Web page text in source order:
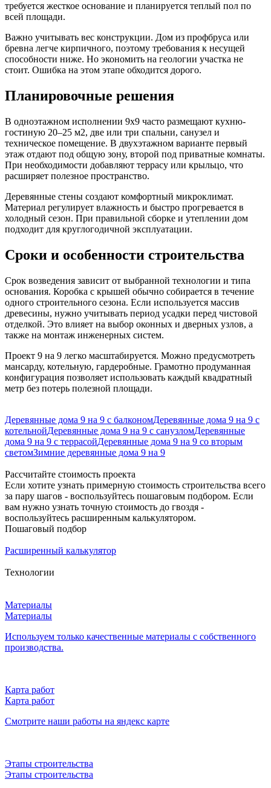
требуется жесткое основание и планируется теплый пол по
всей площади.
Важно учитывать вес конструкции. Дом из профбруса или
бревна легче кирпичного, поэтому требования к несущей
способности ниже. Но экономить на геологии участка не
стоит. Ошибка на этом этапе обходится дорого.
Планировочные решения
В одноэтажном исполнении 9х9 часто размещают кухню-
гостиную 20–25 м2, две или три спальни, санузел и
техническое помещение. В двухэтажном варианте первый
этаж отдают под общую зону, второй под приватные комнаты.
При необходимости добавляют террасу или крыльцо, что
расширяет полезное пространство.
Деревянные стены создают комфортный микроклимат.
Материал регулирует влажность и быстро прогревается в
холодный сезон. При правильной сборке и утеплении дом
подходит для круглогодичной эксплуатации.
Сроки и особенности строительства
Срок возведения зависит от выбранной технологии и типа
основания. Коробка с крышей обычно собирается в течение
одного строительного сезона. Если используется массив
древесины, нужно учитывать период усадки перед чистовой
отделкой. Это влияет на выбор оконных и дверных узлов, а
также на монтаж инженерных систем.
Проект 9 на 9 легко масштабируется. Можно предусмотреть
мансарду, котельную, гардеробные. Грамотно продуманная
конфигурация позволяет использовать каждый квадратный
метр без потерь полезной площади.
Деревянные дома 9 на 9 с балкономДеревянные дома 9 на 9 с
котельнойДеревянные дома 9 на 9 с санузломДеревянные
дома 9 на 9 с террасойДеревянные дома 9 на 9 со вторым
светомЗимние деревянные дома 9 на 9
Рассчитайте стоимость проекта
Если хотите узнать примерную стоимость строительства всего
за пару шагов - воспользуйтесь пошаговым подбором. Если
вам нужно узнать точную стоимость до гвоздя -
воспользуйтесь расширенным калькулятором.
Пошаговый подбор
Расширенный калькулятор
Технологии
Материалы
Материалы
Используем только качественные материалы с собственного
производства.
Карта работ
Карта работ
Смотрите наши работы на яндекс карте
Этапы строительства
Этапы строительства